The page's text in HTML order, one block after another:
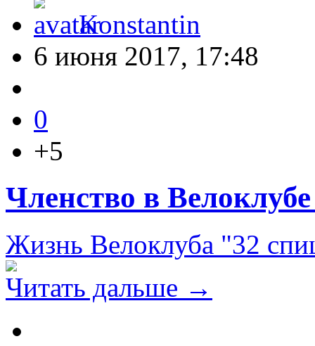
Konstantin
6 июня 2017, 17:48
0
+5
Членство в Велоклубе
Жизнь Велоклуба "32
Читать дальше →